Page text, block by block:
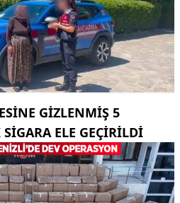
GIZLENMIŞ 5
ELE GEÇIRILDI